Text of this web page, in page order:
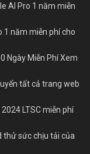
AI Pro 1 năm miễn
1 năm miễn phí cho
Ngày Miễn Phí Xem
tất cả trang web
LTSC miễn phí
thử sức chịu tải của